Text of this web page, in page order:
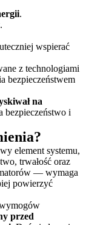
.
.
wspierać
z technologiami
bezpieczeństwem
na
bezpieczeństwo i
element systemu,
trwałość oraz
— wymaga
powierzyć
przed